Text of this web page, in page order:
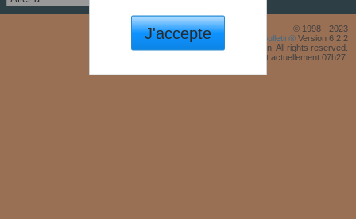
© 1998 - 2023
Powered by
vBulletin® Version 6.2.2
Copyright © 2026 MH Sub I, LLC dba vBulletin. All rights reserved.
Fuseau horaire GMT +1. Il est actuellement 07h27.
J'accepte